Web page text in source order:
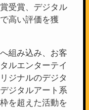
受賞、デジタル
高い評価を獲
組み込み、お客
ルエンターテイ
ジナルのデジタ
ジタルアート系
を超えた活動を